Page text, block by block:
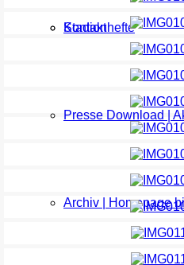
Kontakt
Stadionhefte
Presse Download |
Archiv | Homepage